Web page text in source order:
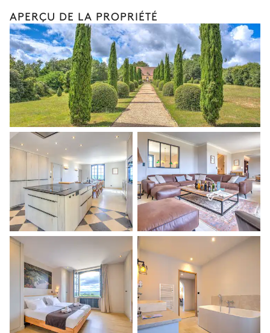
Réfrigérateur américain
APERÇU DE LA PROPRIÉTÉ